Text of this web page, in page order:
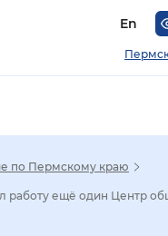
En
по Пермскому краю
работу ещё один Центр